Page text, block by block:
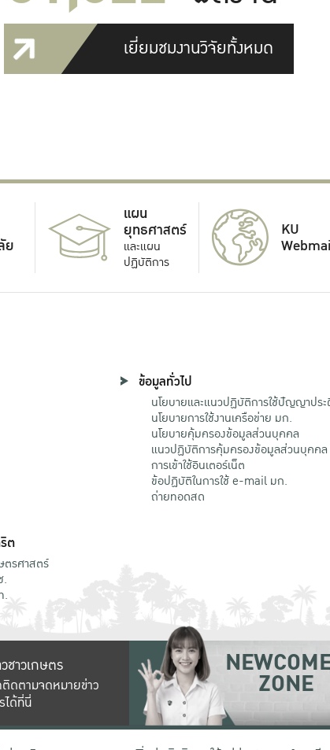
เยี่ยมชมงานวิจัยทั้งหมด
ย
แผน
ยุทธศาสตร์
และแผน
ปฏิบัติการ
KU
ข้อมูลทั่วไป
นโยบายและแนวปฏิบัติการใช้ปัญญาปร
นโยบายการใช้งานเครือข่าย มก.
นโยบายคุ้มครองข้อมูลส่วนบุคคล
แนวปฏิบัติการคุ้มครองข้อมูลส่วนบุคคล
การเข้าใช้อินเตอร์เน็ต
ข้อปฏิบัติในการใช้ e-mail มก.
ถ่ายทอดสด
ต
ตรศาสตร์
.
.
ชาวเกษตร
ดตามจดหมายข่าว
ได้ที่นี่
ZONE